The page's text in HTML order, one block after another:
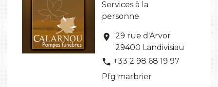
Services à la
personne
location_on
29 rue d'Arvor
29400 Landivisiau
phone +33 2 98 68 19 97
Pfg marbrier